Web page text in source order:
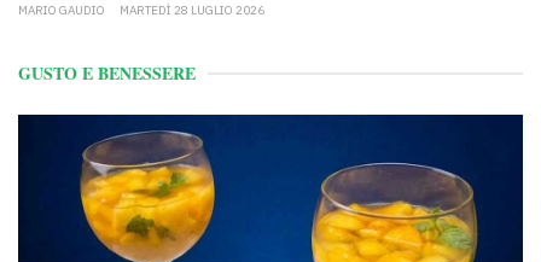
MARIO GAUDIO MARTEDÌ 28 LUGLIO 2026
GUSTO E BENESSERE